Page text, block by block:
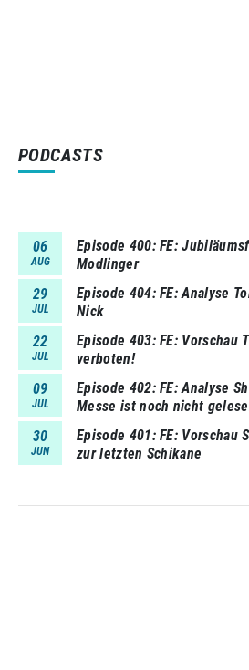
PODCASTS
06
AUG
Episode 400 FE:
Modlinger
29
JUL
Episode 404 FE: Analyse
Nick
22
JUL
Episode 403 FE: Vorschau
verboten!
09
JUL
Episode 402 FE: Analyse
Messe ist noch nicht
30
JUN
Episode 401 FE: Vorschau
zur letzten Schikane